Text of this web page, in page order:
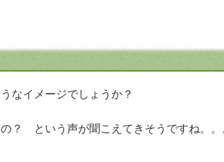
なイメージでしょうか？
？ という声が聞こえてきそうですね。。